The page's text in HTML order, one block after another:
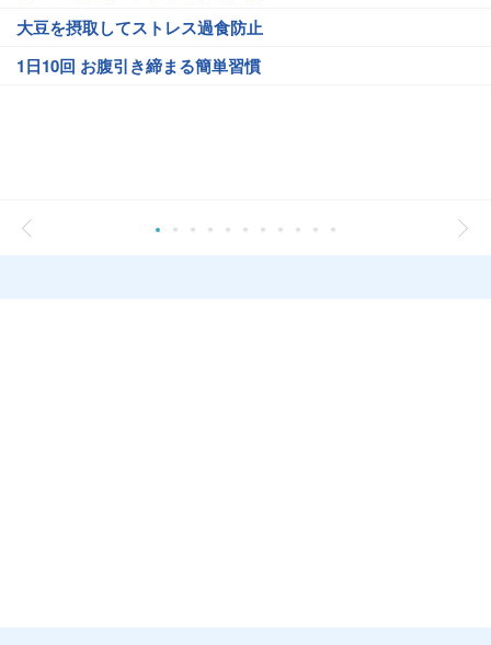
大豆を摂取してストレス過食防止
1日10回 お腹引き締まる簡単習慣